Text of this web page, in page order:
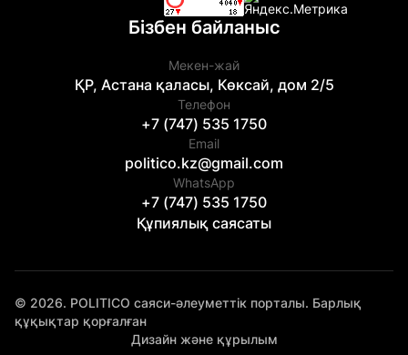
Бізбен байланыс
Мекен-жай
ҚР, Астана қаласы, Көксай, дом 2/5
Телефон
+7 (747) 535 1750
Email
politico.kz@gmail.com
WhatsApp
+7 (747) 535 1750
Құпиялық саясаты
© 2026. POLITICO саяси-әлеуметтік порталы. Барлық
құқықтар қорғалған
Дизайн және құрылым